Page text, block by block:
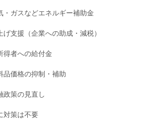
・ガスなどエネルギー補助金
げ支援（企業への助成・減税）
得者への給付金
品価格の抑制・補助
政策の見直し
対策は不要